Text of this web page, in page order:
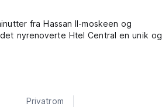
fra Hassan II-moskeen og
nyrenoverte Htel Central en unik og
Privatrom